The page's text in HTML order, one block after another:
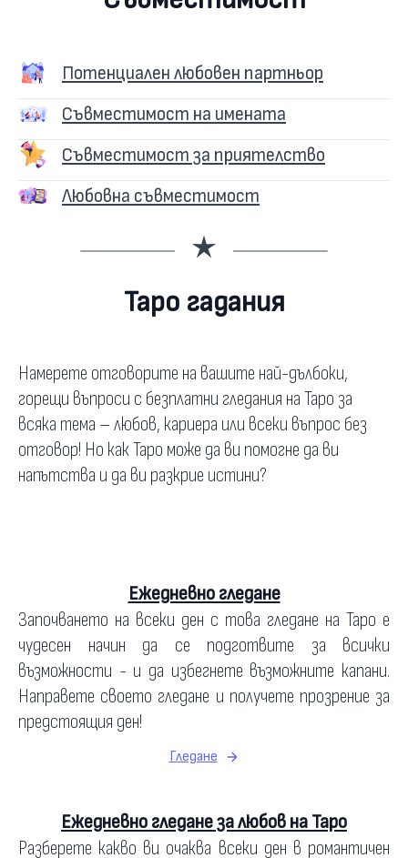
Потенциален любовен партньор
Съвместимост на имената
Съвместимост за приятелство
Любовна съвместимост
Таро гадания
Намерете отговорите на вашите най-дълбоки,
горещи въпроси с безплатни гледания на Таро за
всяка тема – любов, кариера или всеки въпрос без
отговор! Но как Таро може да ви помогне да ви
напътства и да ви разкрие истини?
Ежедневно гледане
Започването на всеки ден с това гледане на Таро е
чудесен начин да се подготвите за всички
възможности - и да избегнете възможните капани.
Направете своето гледане и получете прозрение за
предстоящия ден!
Гледане
Ежедневно гледане за любов на Таро
Разберете какво ви очаква всеки ден в романтичен